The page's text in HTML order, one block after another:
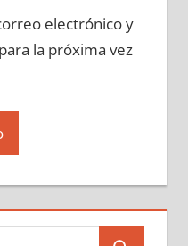
electrónico y
la próxima vez